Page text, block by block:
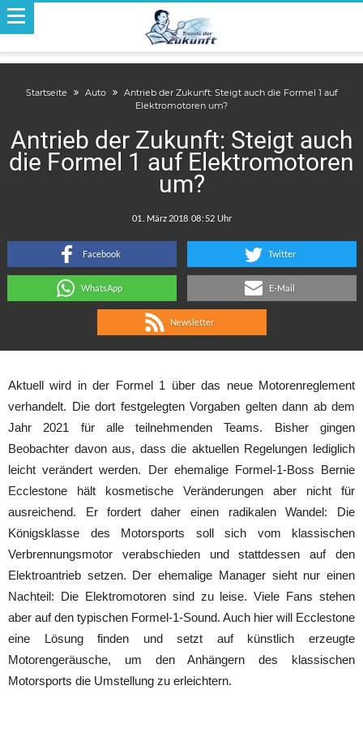
Startseite Auto
Antrieb der Zukunft: Steigt auch die Formel 1 auf
Elektromotoren um?
Antrieb der Zukunft: Steigt auch
die Formel 1 auf Elektromotoren
um?
:
Facebook Twitter
WhatsApp E-Mail
Newsletter
Aktuell wird in der Formel 1 über das neue Motorenreglement
verhandelt. Die dort festgelegten Vorgaben gelten dann ab dem
Jahr 2021 für alle teilnehmenden Teams. Bisher gingen
Beobachter davon aus, dass die aktuellen Regelungen lediglich
leicht verändert werden. Der ehemalige Formel-1-Boss Bernie
Ecclestone hält kosmetische Veränderungen aber nicht für
ausreichend. Er fordert daher einen radikalen Wandel: Die
Königsklasse des Motorsports soll sich vom klassischen
Verbrennungsmotor verabschieden und stattdessen auf den
Elektroantrieb setzen. Der ehemalige Manager sieht nur einen
Nachteil: Die Elektromotoren sind zu leise. Viele Fans stehen
aber auf den typischen Formel-1-Sound. Auch hier will Ecclestone
eine Lösung finden und setzt auf künstlich erzeugte
Motorengeräusche, um den Anhängern des klassischen
Motorsports die Umstellung zu erleichtern.